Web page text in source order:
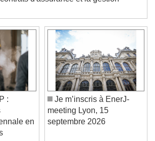
Opacity
Area Background
Opacity
Style
d'assurance et la gestion
:
en
Je m’inscris à EnerJ-
meeting Lyon, 15